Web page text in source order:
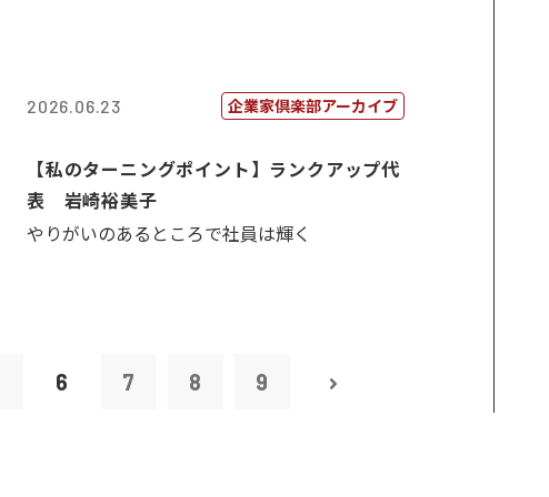
2026.06.23 企業家倶楽部アーカイブ
【私のターニングポイント】ランクアップ代
表 岩崎裕美子
やりがいのあるところで社員は輝く
6 7 8 9